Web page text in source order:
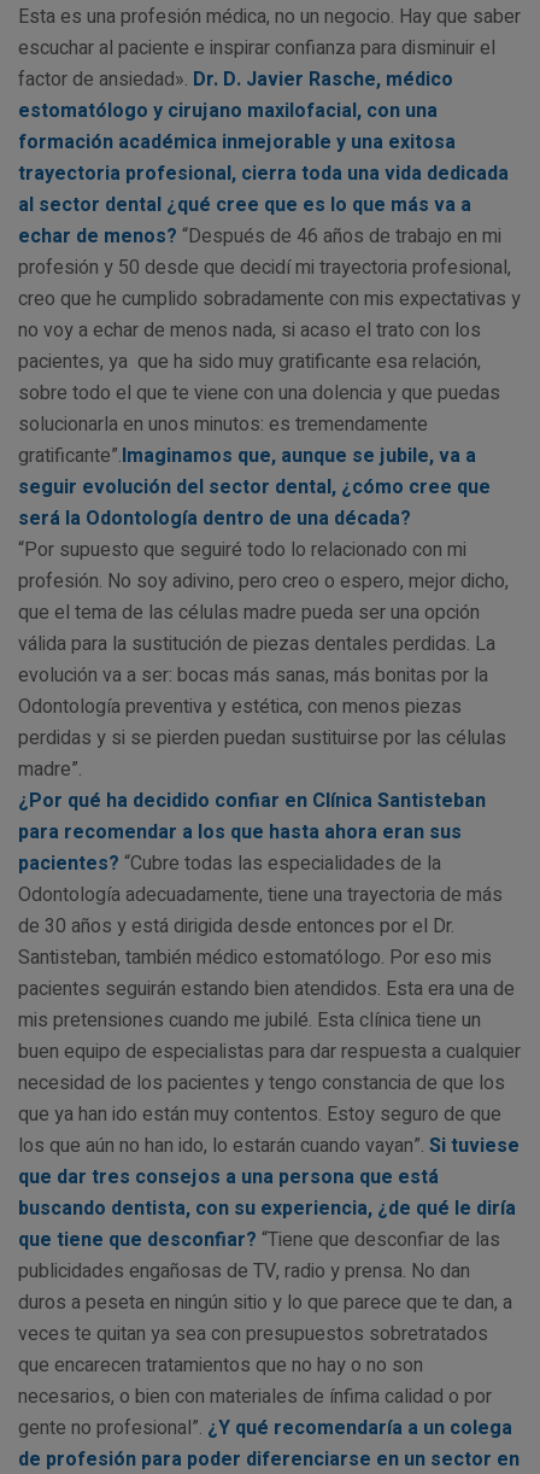
Esta es una profesión médica, no un negocio. Hay que saber
escuchar al paciente e inspirar confianza para disminuir el
factor de ansiedad». Dr. D. Javier Rasche, médico
estomatólogo y cirujano maxilofacial, con una
formación académica inmejorable y una exitosa
trayectoria profesional, cierra toda una vida dedicada
al sector dental ¿qué cree que es lo que más va a
echar de menos? “Después de 46 años de trabajo en mi
profesión y 50 desde que decidí mi trayectoria profesional,
creo que he cumplido sobradamente con mis expectativas y
no voy a echar de menos nada, si acaso el trato con los
pacientes, ya que ha sido muy gratificante esa relación,
sobre todo el que te viene con una dolencia y que puedas
solucionarla en unos minutos: es tremendamente
gratificante”.Imaginamos que, aunque se jubile, va a
seguir evolución del sector dental, ¿cómo cree que
será la Odontología dentro de una década?
“Por supuesto que seguiré todo lo relacionado con mi
profesión. No soy adivino, pero creo o espero, mejor dicho,
que el tema de las células madre pueda ser una opción
válida para la sustitución de piezas dentales perdidas. La
evolución va a ser: bocas más sanas, más bonitas por la
Odontología preventiva y estética, con menos piezas
perdidas y si se pierden puedan sustituirse por las células
madre”.
¿Por qué ha decidido confiar en Clínica Santisteban
para recomendar a los que hasta ahora eran sus
pacientes? “Cubre todas las especialidades de la
Odontología adecuadamente, tiene una trayectoria de más
de 30 años y está dirigida desde entonces por el Dr.
Santisteban, también médico estomatólogo. Por eso mis
pacientes seguirán estando bien atendidos. Esta era una de
mis pretensiones cuando me jubilé. Esta clínica tiene un
buen equipo de especialistas para dar respuesta a cualquier
necesidad de los pacientes y tengo constancia de que los
que ya han ido están muy contentos. Estoy seguro de que
los que aún no han ido, lo estarán cuando vayan”. Si tuviese
que dar tres consejos a una persona que está
buscando dentista, con su experiencia, ¿de qué le diría
que tiene que desconfiar? “Tiene que desconfiar de las
publicidades engañosas de TV, radio y prensa. No dan
duros a peseta en ningún sitio y lo que parece que te dan, a
veces te quitan ya sea con presupuestos sobretratados
que encarecen tratamientos que no hay o no son
necesarios, o bien con materiales de ínfima calidad o por
gente no profesional”. ¿Y qué recomendaría a un colega
de profesión para poder diferenciarse en un sector en